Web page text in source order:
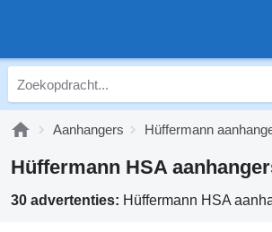
Aanhangers Hüffermann
Hüffermann HSA
30 advertenties: Hüffermann HSA